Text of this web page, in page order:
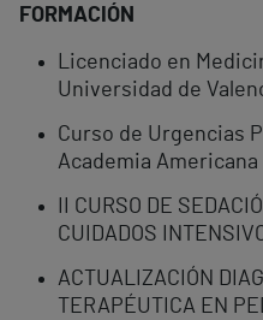
FORMACIÓN
Licenciado en
Universidad de
Curso de Urgencias
Academia Americana
II CURSO DE
CUIDADOS
ACTUALIZACIÓN
TERAPÉUTICA EN